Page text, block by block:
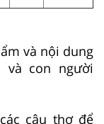
và nội dung
và con người
câu thơ để